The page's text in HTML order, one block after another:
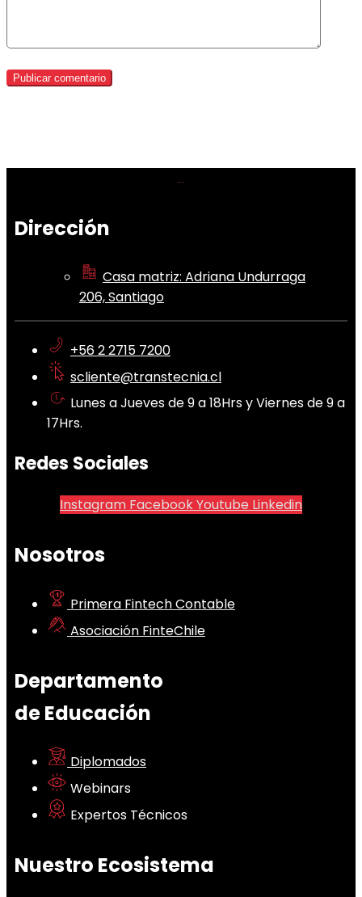
Dirección
Casa matriz: Adriana Undurraga
206, Santiago
+56 2 2715 7200
scliente@transtecnia.cl
Lunes a Jueves de 9 a 18Hrs y Viernes de 9 a
17Hrs.
Redes Sociales
Instagram FacebookYoutube Linkedin
Nosotros
Primera Fintech Contable
Asociación FinteChile
Departamento
de Educación
Diplomados
Webinars
Expertos Técnicos
Nuestro Ecosistema